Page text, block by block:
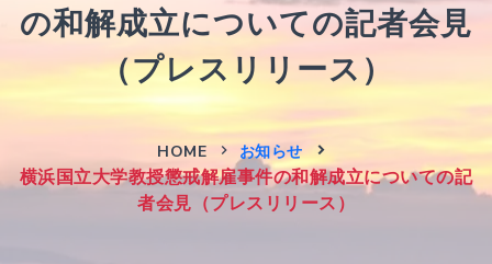
の和解成立についての記者会見
（プレスリリース）
HOME お知らせ
横浜国立大学教授懲戒解雇事件の和解成立についての記
者会見（プレスリリース）